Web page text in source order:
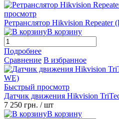
просмотр
Ретранслятор Hikvision Repeater
В корзину
Подробнее
Сравнение В избранное
Быстрый просмотр
Датчик движения Hikvision
7 250 грн. / шт
В корзину